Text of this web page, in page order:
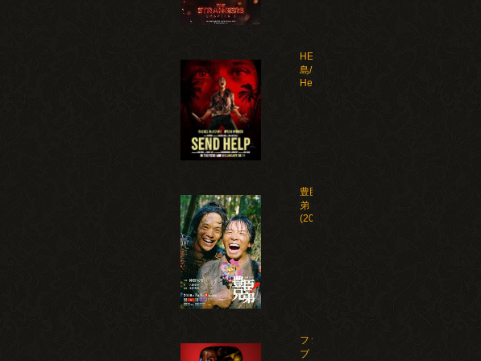
HELP 復讐
島/Send
Help(2026)
豊臣兄
弟！
(2026)
ファイ
ブ・ナ